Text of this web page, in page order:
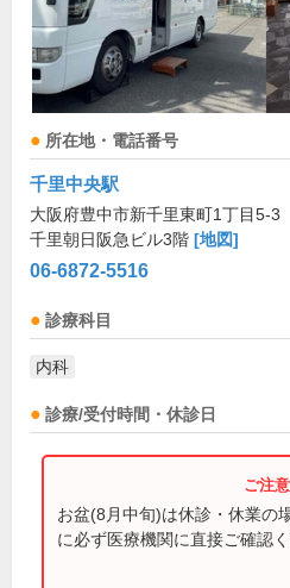
所在地・電話番号
千里中央駅
大阪府豊中市新千里東町1丁目5-3
千里朝日阪急ビル3階 [地図]
06-6872-5516
診療科目
内科
診療/受付時間・休診日
お盆(8月中旬)は休診・休業の
に必ず医療機関に直接ご確認く